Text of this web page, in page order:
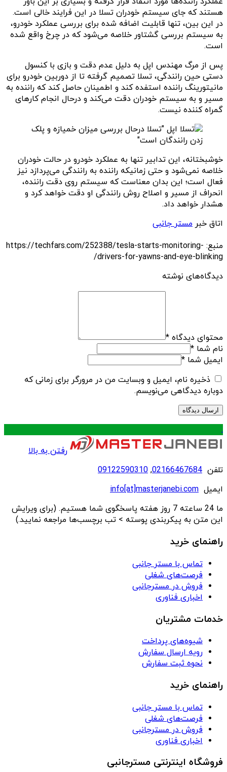
هستند که جای سیستم خودران تسلا در این فرایند خالی است.
در این بین، تنها قابلیت اضافه شده برای بررسی عملکرد خودرو،
به سیستم بررسی گشتاور خلاصه می‌شود که در چرخ واقع شده
است.
پس از مرگ مهندس اپل به دلیل عدم دقت و بازی با کنسول
دستی حین رانندگی، تسلا تصمیم گرفته تا از دوربین خودرو برای
مانیتورینگ راننده استفده کند و اطمینان حاصل کند که راننده به
مسیر و به سیستم خودران دقت می‌کند و درحال انجام کارهای
گمراه کننده نیست.
خوشبختانه، این تدابیر تنها به عملکرد خودرو در حالت خودران
خلاصه نمی‌شود و حتی زمانیکه راننده به رانندگی می‌پردازد نیز
فعال است؛ این بدان معناست که سیستم روی دقت راننده،
انحراف از مسیر و اصلاح روش رانندگی او دقت خواهد کرد و
هشدار خواهد داد.
اتاق خبر مستر جانبی
منبع: https://techfars.com/252388/tesla-starts-monitoring-
drivers-for-yawns-and-eye-blinking/
دیدگاه‌های نوشته
محتوای دیدگاه *
نام شما *
ایمیل شما *
ذخیره نام، ایمیل و وبسایت من در مرورگر برای زمانی که
دوباره دیدگاهی می‌نویسم.
.
رفتن به بالا
تلفن 02166467684
,
09122590310
ایمیل info[at]masterjanebi.com
ما 24 ساعته 7 روز هفته پاسخگوی شما هستیم. (برای ویرایش
این متن به پیکربندی پوسته > تب برچسب‌ها مراجعه نمایید.)
راهنمای خرید
تماس با مستر جانبی
فرصت‌های شغلی
فروش در مسترجانبی
اخباری فناوری
خدمات مشتریان
شیوه‌های پرداخت
رویه ارسال سفارش
نحوه ثبت سفارش
راهنمای خرید
تماس با مستر جانبی
فرصت‌های شغلی
فروش در مسترجانبی
اخباری فناوری
فروشگاه اینترنتی مسترجانبی